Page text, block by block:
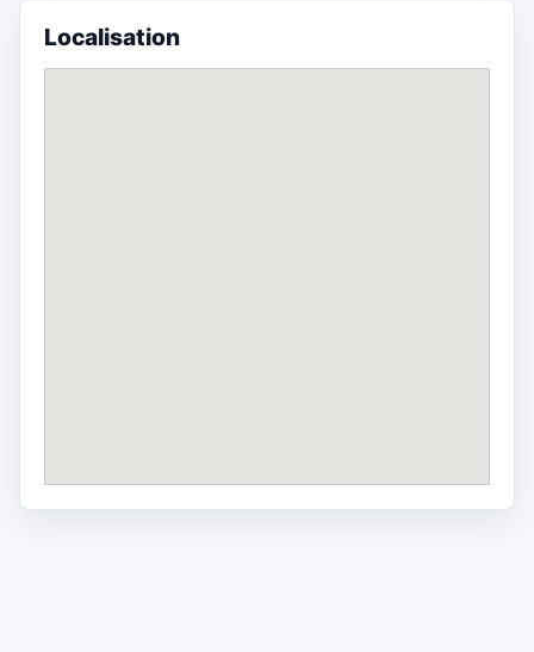
Localisation